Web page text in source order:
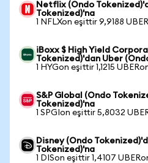
Netflix (Ondo
Tokenized)'na
1 NFLXon eşittir 9,9188
iBoxx $ High Yield
Tokenized)'dan Uber
1 HYGon eşittir 1,1215
S&P Global (Ondo
Tokenized)'na
1 SPGIon eşittir 5,8032
Disney (Ondo
Tokenized)'na
1 DISon eşittir 1,4107